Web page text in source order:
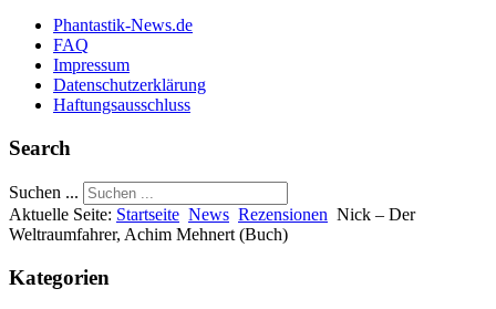
Phantastik-News.de
FAQ
Impressum
Datenschutzerklärung
Haftungsausschluss
Search
Suchen ...
Aktuelle Seite: Startseite News Rezensionen Nick – Der
Weltraumfahrer, Achim Mehnert (Buch)
Kategorien